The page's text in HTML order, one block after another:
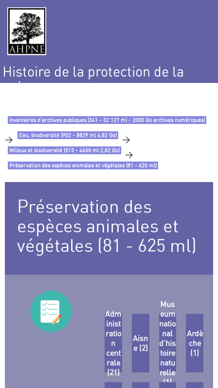
Histoire de la protection de la
nature
Inventaires d’archives publiques (341 - 32 127 ml - 2000 Go archives numériques)
> Eau, biodiversité (902 - 8829 ml 4,82 Go) >
Milieux et biodiversité (513 - 4655 ml 2,82 Go) >
Préservation des espèces animales et végétales (81 - 625 ml)
Préservation des
espèces animales et
végétales (81 - 625 ml)
Adm
inist
ratio
n
cent
rale
(21)
Aisn
e (2)
Mus
eum
natio
nal
d’his
toire
natu
relle
(1)
Ardè
che
(1)